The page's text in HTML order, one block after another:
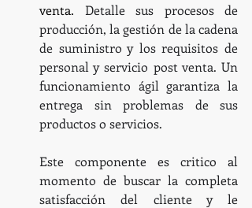
venta. Detalle sus procesos de
producción, la gestión de la cadena
de suministro y los requisitos de
personal y servicio post venta. Un
funcionamiento ágil garantiza la
entrega sin problemas de sus
productos o servicios.
Este componente es critico al
momento de buscar la completa
satisfacción del cliente y le